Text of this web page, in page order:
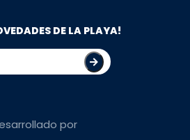
DE LA PLAYA!
por